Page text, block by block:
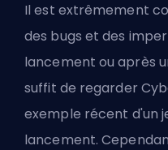
Il est extrêmement
des bugs et des
lancement ou après
suffit de regarder
exemple récent d'un
lancement.